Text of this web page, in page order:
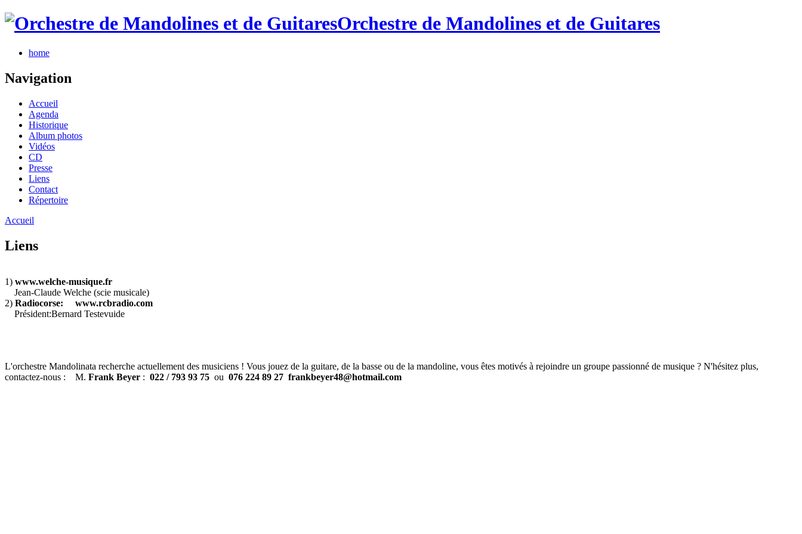
Orchestre de Mandolines et de Guitares
home
Navigation
Accueil
Agenda
Historique
Album photos
Vidéos
CD
Presse
Liens
Contact
Répertoire
Accueil
Liens
1) www.welche-musique.fr
Jean-Claude Welche (scie musicale)
2) Radiocorse: www.rcbradio.com
Président:Bernard Testevuide
L'orchestre Mandolinata recherche actuellement des musiciens ! Vous jouez de la guitare, de la basse ou de la mandoline, vous êtes motivés à rejoindre un groupe passionné de musique ? N'hésitez plus,
contactez-nous : M. Frank Beyer : 022 / 793 93 75 ou 076 224 89 27 frankbeyer48@hotmail.com